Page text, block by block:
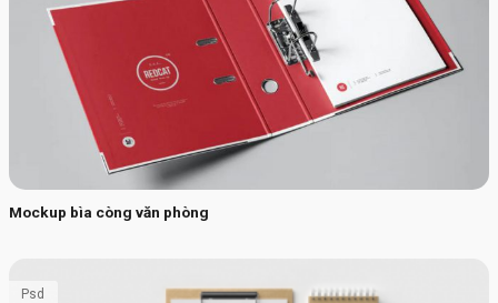
Mockup bìa còng văn phòng
Psd